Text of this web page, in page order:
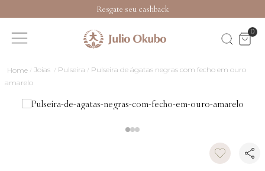
Resgate seu cashback
0
Joias Pulseira
Pulseira de ágatas negras com fecho em ouro
amarelo